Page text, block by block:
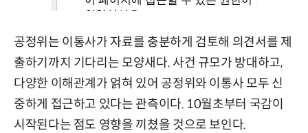
공정위는 이통사가 자료를 충분하게 검토해 의견서를 제
출하기까지 기다리는 모양새다. 사건 규모가 방대하고,
다양한 이해관계가 얽혀 있어 공정위와 이통사 모두 신
중하게 접근하고 있다는 관측이다. 10월초부터 국감이
시작된다는 점도 영향을 끼쳤을 것으로 보인다.